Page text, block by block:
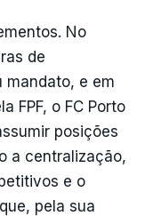
No
de
mandato, e em
FPF, o FC Porto
posições
a centralização,
e o
pela sua